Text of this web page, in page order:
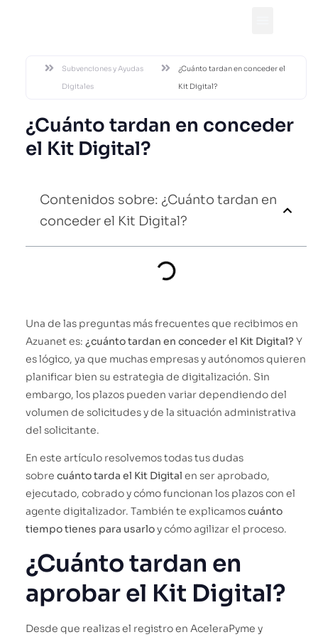
Subvenciones y Ayudas
Digitales
¿Cuánto tardan en conceder el
Kit Digital?
¿Cuánto tardan en conceder
el Kit Digital?
Contenidos sobre: ¿Cuánto tardan en
conceder el Kit Digital?
Una de las preguntas más frecuentes que recibimos en
Azuanet es: ¿cuánto tardan en conceder el Kit Digital? Y
es lógico, ya que muchas empresas y autónomos quieren
planificar bien su estrategia de digitalización. Sin
embargo, los plazos pueden variar dependiendo del
volumen de solicitudes y de la situación administrativa
del solicitante.
En este artículo resolvemos todas tus dudas
sobre cuánto tarda el Kit Digital en ser aprobado,
ejecutado, cobrado y cómo funcionan los plazos con el
agente digitalizador. También te explicamoscuánto
tiempo tienes para usarloy cómo agilizar el proceso.
¿Cuánto tardan en
aprobar el Kit Digital?
Desde que realizas el registro en AceleraPyme y